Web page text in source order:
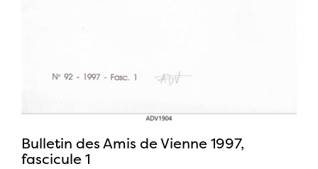
Bulletin des Amis de Vienne 1997,
fascicule 1